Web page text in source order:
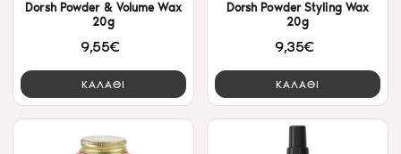
Dorsh Powder & Volume Wax
20g
9,55€
ΚΑΛΑΘΙ
Dorsh Powder Styling Wax
20g
9,35€
ΚΑΛΑΘΙ